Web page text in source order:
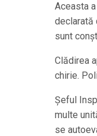
Aceasta
declarată
sunt
Clădirea
chirie.
Șeful
multe
se